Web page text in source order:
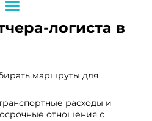
логиста в
маршруты для
расходы и
отношения с